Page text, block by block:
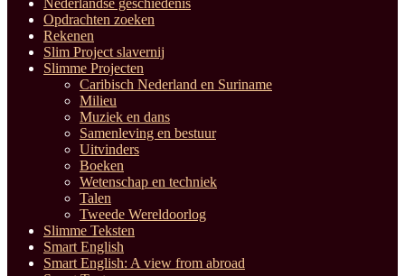
Nederlandse geschiedenis
Opdrachten zoeken
Rekenen
Slim Project slavernij
Slimme Projecten
Caribisch Nederland en Suriname
Milieu
Muziek en dans
Samenleving en bestuur
Uitvinders
Boeken
Wetenschap en techniek
Talen
Tweede Wereldoorlog
Slimme Teksten
Smart English
Smart English: A view from abroad